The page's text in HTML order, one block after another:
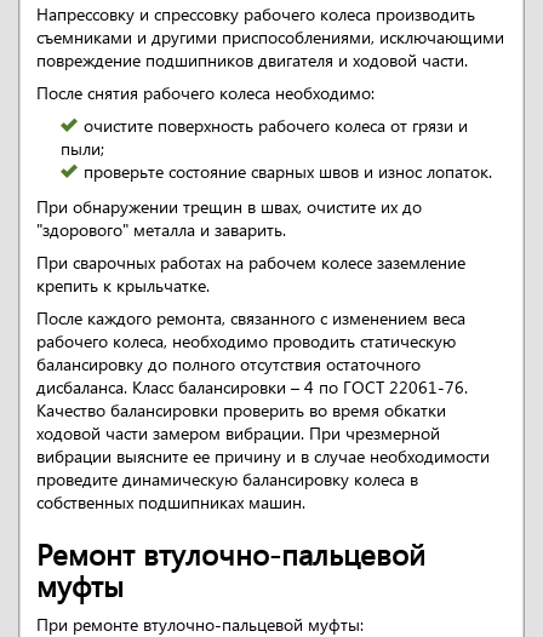
Напрессовку и спрессовку рабочего колеса производить
съемниками и другими приспособлениями, исключающими
повреждение подшипников двигателя и ходовой части.
После снятия рабочего колеса необходимо:
очистите поверхность рабочего колеса от грязи и
пыли;
проверьте состояние сварных швов и износ лопаток.
При обнаружении трещин в швах, очистите их до
"здорового" металла и заварить.
При сварочных работах на рабочем колесе заземление
крепить к крыльчатке.
После каждого ремонта, связанного с изменением веса
рабочего колеса, необходимо проводить статическую
балансировку до полного отсутствия остаточного
дисбаланса. Класс балансировки – 4 по ГОСТ 22061-76.
Качество балансировки проверить во время обкатки
ходовой части замером вибрации. При чрезмерной
вибрации выясните ее причину и в случае необходимости
проведите динамическую балансировку колеса в
собственных подшипниках машин.
Ремонт втулочно-пальцевой
муфты
При ремонте втулочно-пальцевой муфты: